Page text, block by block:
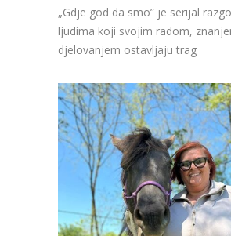
„Gdje god da smo” je serijal
ljudima koji svojim radom,
djelovanjem ostavljaju trag